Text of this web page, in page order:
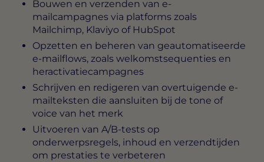
Bouwen en verzenden van e-
mailcampagnes via platforms zoals
Mailchimp, Klaviyo of HubSpot
Opzetten en beheren van geautomatiseerde
e-mailflows, zoals welkomstsequenties en
heractivatiecampagnes
Schrijven en redigeren van overtuigende e-
mailteksten die aansluiten bij de tone of
voice van het merk
Uitvoeren van A/B-tests op
onderwerpsregels, inhoud en verzendtijden
om prestaties te verbeteren